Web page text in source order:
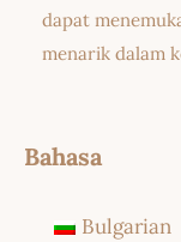
dapat
menarik dalam
Bahasa
Bulgarian